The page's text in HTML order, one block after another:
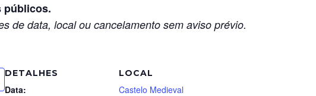
públicos.
de data, local ou cancelamento sem aviso prévio.
DETALHES
Data:
LOCAL
Castelo Medieval